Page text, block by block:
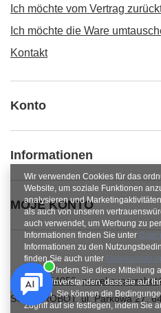
Ich möchte vom Vertrag
Ich möchte die Ware
Kontakt
Konto
Informationen
MOJE KONTO
+48784454053
SUPERROBOT,ul. Parkowa 27,
Wir verwenden Cookies für das
Website, um soziale Funktionen
analysieren und
als auch von unseren
auch verwendet, um Werbung zu
Informationen finden Sie unter
Informationen zu den
finden Sie auch unter Datenschutz
Google. Indem Sie diese Mitteilung
damit einverstanden, dass sie auf
werden. Sie können die
Zugriff auf sie festlegen, indem Sie